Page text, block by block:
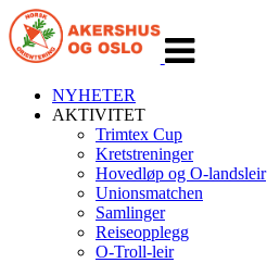
navigasjon
NYHETER
AKTIVITET
Trimtex Cup
Kretstreninger
Hovedløp og O-landsleir
Unionsmatchen
Samlinger
Reiseopplegg
O-Troll-leir